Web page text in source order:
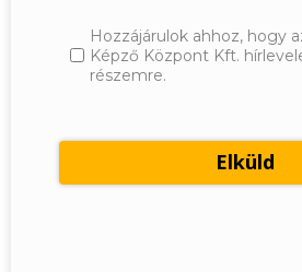
Hozzájárulok ahhoz, hogy
Képző Központ Kft.
részemre.